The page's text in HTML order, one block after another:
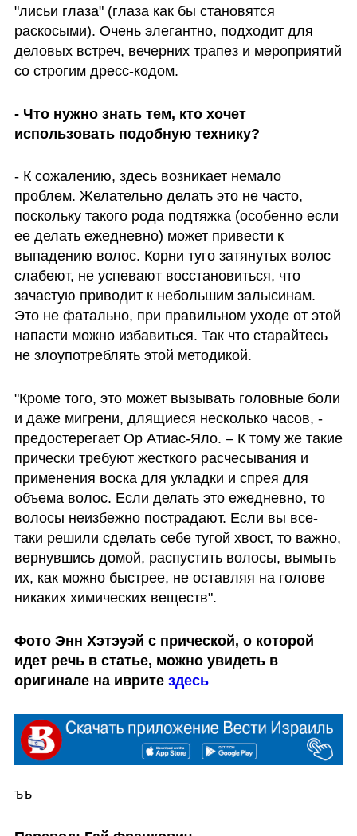
"лисьи глаза" (глаза как бы становятся
раскосыми). Очень элегантно, подходит для
деловых встреч, вечерних трапез и мероприятий
со строгим дресс-кодом.
- Что нужно знать тем, кто хочет
использовать подобную технику?
- К сожалению, здесь возникает немало
проблем. Желательно делать это не часто,
поскольку такого рода подтяжка (особенно если
ее делать ежедневно) может привести к
выпадению волос. Корни туго затянутых волос
слабеют, не успевают восстановиться, что
зачастую приводит к небольшим залысинам.
Это не фатально, при правильном уходе от этой
напасти можно избавиться. Так что старайтесь
не злоупотреблять этой методикой.
"Кроме того, это может вызывать головные боли
и даже мигрени, длящиеся несколько часов, -
предостерегает Ор Атиас-Яло. – К тому же такие
прически требуют жесткого расчесывания и
применения воска для укладки и спрея для
объема волос. Если делать это ежедневно, то
волосы неизбежно пострадают. Если вы все-
таки решили сделать себе тугой хвост, то важно,
вернувшись домой, распустить волосы, вымыть
их, как можно быстрее, не оставляя на голове
никаких химических веществ".
Фото Энн Хэтэуэй с прической, о которой
идет речь в статье, можно увидеть в
оригинале на иврите здесь
ъъ